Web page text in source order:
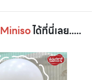
Minisoได้ที่นี่เลย.....